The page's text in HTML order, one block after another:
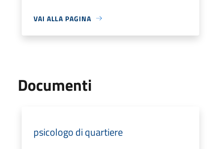
VAI ALLA PAGINA
Documenti
psicologo di quartiere